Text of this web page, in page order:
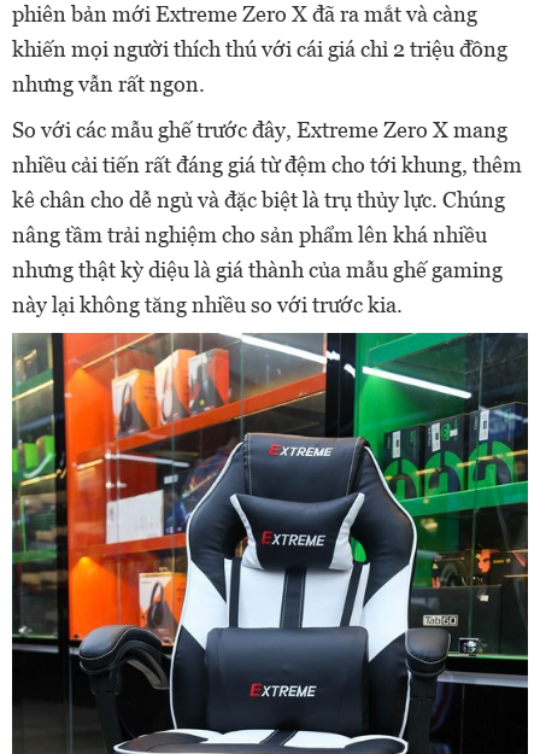
phiên bản mới Extreme Zero X đã ra mắt và càng
khiến mọi người thích thú với cái giá chỉ 2 triệu đồng
nhưng vẫn rất ngon.
So với các mẫu ghế trước đây, Extreme Zero X mang
nhiều cải tiến rất đáng giá từ đệm cho tới khung, thêm
kê chân cho dễ ngủ và đặc biệt là trụ thủy lực. Chúng
nâng tầm trải nghiệm cho sản phẩm lên khá nhiều
nhưng thật kỳ diệu là giá thành của mẫu ghế gaming
này lại không tăng nhiều so với trước kia.